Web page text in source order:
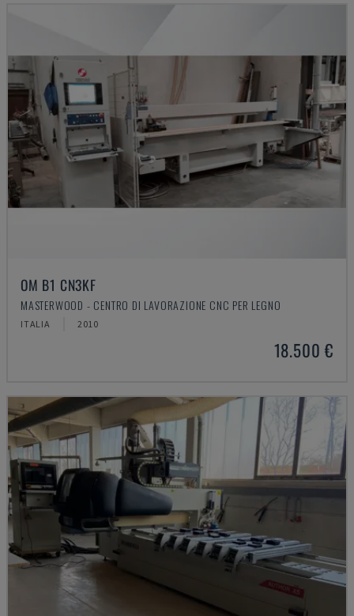
OM B1 CN3KF
MASTERWOOD - CENTRO DI LAVORAZIONE CNC PER LEGNO
ITALIA 2010
18.500 €